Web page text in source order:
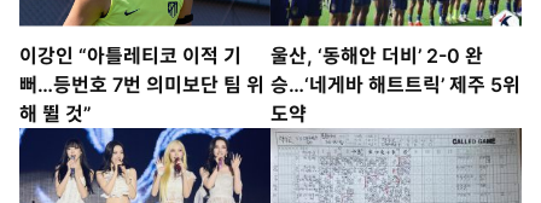
이강인 “아틀레티코 이적 기
뻐…등번호 7번 의미보단 팀 위
해 뛸 것”
울산, ‘동해안 더비’ 2-0 완
승…‘네게바 해트트릭’ 제주 5위
도약